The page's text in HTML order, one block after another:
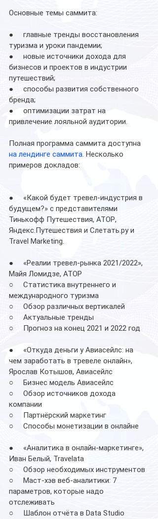
Основные темы саммита:
●     главные тренды восстановления
туризма и уроки пандемии;
●     новые источники дохода для
бизнесов и проектов в индустрии
путешествий;
●     способы развития собственного
бренда;
●     оптимизации затрат на
привлечение лояльной аудитории.
Полная программа саммита доступна
на лендинге саммита. Несколько
примеров докладов:
●     «Какой будет тревел-индустрия в
будущем?» с представителями
Тинькофф Путешествия, АТОР,
Яндекс.Путешествия и Слетать.ру и
Travel Marketing.
●     «Реалии тревел-рынка 2021/2022»,
Майя Ломидзе, АТОР
○     Статистика внутреннего и
международного туризма
○     Обзор различных вертикалей
○     Актуальные тренды
○     Прогноз на конец 2021 и 2022 год
●     «Откуда деньги у Авиасейлс: на
чем заработать в тревеле онлайн»,
Ярослав Котышов, Авиасейлс
○     Бизнес модель Авиасейлс
○     Обзор источников дохода
компании
○     Партнёрский маркетинг
○     Способы монетизации в онлайне
●     «Аналитика в онлайн-маркетинге»,
Иван Белый, Travelata
○     Обзор необходимых инструментов
○     Маст-хэв веб-аналитики: 7
параметров, которые надо
отслеживать
○     Шаблон отчёта в Data Studio